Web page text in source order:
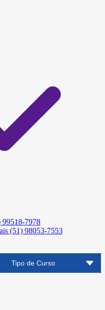
7978
(51) 98053-7553